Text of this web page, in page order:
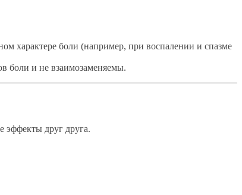
характере боли (например, при воспалении и спазме
боли и не взаимозаменяемы.
эффекты друг друга.